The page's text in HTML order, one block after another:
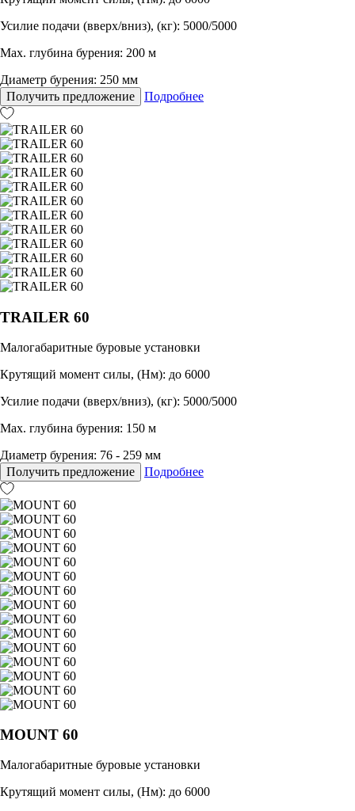
Усилие подачи (вверх/вниз), (кг): 5000/5000
Max. глубина бурения: 200 м
Диаметр бурения: 250 мм
Получить предложение
Подробнее
TRAILER 60
Малогабаритные буровые установки
Крутящий момент силы, (Нм): до 6000
Усилие подачи (вверх/вниз), (кг): 5000/5000
Max. глубина бурения: 150 м
Диаметр бурения: 76 - 259 мм
Получить предложение
Подробнее
MOUNT 60
Малогабаритные буровые установки
Крутящий момент силы, (Нм): до 6000